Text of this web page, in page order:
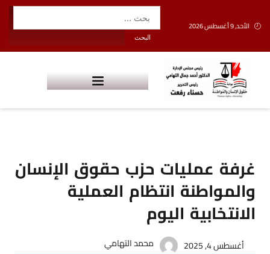
الأحد, 9 أغسطس 2026
غرفة عمليات حزب حقوق الإنسان
والمواطنة انتظام العملية
الانتخابية اليوم
أغسطس 4, 2025 محمد التهامي